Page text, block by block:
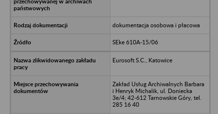
dokumentacja osobowa i płacowa
SEke 610A-15/06
Eurosoft S.C., Katowice
Zakład Usług Archiwalnych Barbara
i Henryk Michalik, ul. Doniecka
3e/4; 42-612 Tarnowskie Góry, tel.
285 16 40